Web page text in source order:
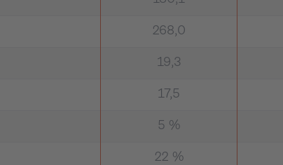
268,0
19,3
17,5
5 %
22 %